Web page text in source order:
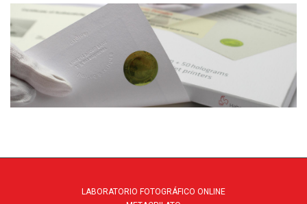
LABORATORIO FOTOGRÁFICO ONLINE